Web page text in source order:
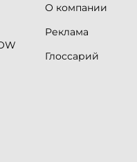
О компании
Реклама
Глоссарий